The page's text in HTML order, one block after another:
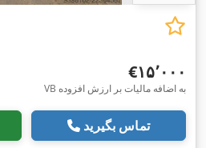
‎€۱۵٬۰۰۰
VB به اضافه مالیات بر ارزش افزوده
تماس بگیرید